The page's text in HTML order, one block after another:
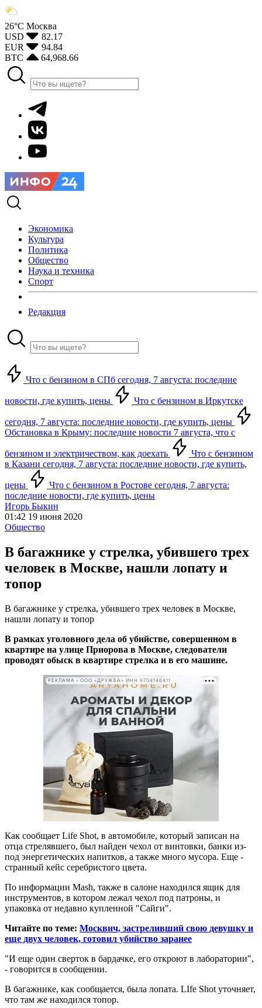
26°С Москва
USD
82.17
EUR
94.84
BTC
64,968.66
Экономика
Культура
Политика
Общество
Наука и техника
Спорт
Редакция
Что с бензином в СПб сегодня, 7 августа: последние
новости, где купить, цены Что с бензином в Иркутске
сегодня, 7 августа: последние новости, где купить, цены
Обстановка в Крыму: последние новости 7 августа, что с
бензином и электричеством, как доехать
Что с бензином
в Казани сегодня, 7 августа: последние новости, где купить,
цены
Что с бензином в Ростове сегодня, 7 августа:
последние новости, где купить, цены
Игорь Быкин
01:42 19 июня 2020
Общество
В багажнике у стрелка, убившего трех
человек в Москве, нашли лопату и
топор
В багажнике у стрелка, убившего трех человек в Москве,
нашли лопату и топор
В рамках уголовного дела об убийстве, совершенном в
квартире на улице Приорова в Москве, следователи
проводят обыск в квартире стрелка и в его машине.
РЕКЛАМА • ООО «ДРУЖБА» ИНН 9704146411
Как сообщает Life Shot, в автомобиле, который записан на
отца стрелявшего, был найден чехол от винтовки, банки из-
под энергетических напитков, а также много мусора. Еще -
странный кейс серебристого цвета.
По информации Mash, также в салоне находился ящик для
инструментов, в котором лежал чехол под патроны, и
упаковка от недавно купленной "Сайги".
Читайте по теме: Москвич, застреливший свою девушку и
еще двух человек, готовил убийство заранее
"И еще один сверток в бардачке, его откроют в лаборатории",
- говорится в сообщении.
В багажнике, как сообщается, была лопата. LIfe Shot уточняет,
что там же находился топор.